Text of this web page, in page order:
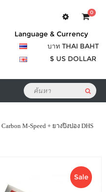
0
Language & Currency
บาท THAI BAHT
$ US DOLLAR
M-Speed + ยางปิงปอง DHS
Sale